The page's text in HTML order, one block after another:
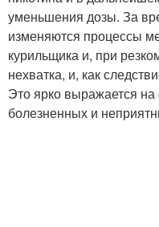
уменьшения дозы. За
изменяются процессы
курильщика и, при
нехватка, и, как
Это ярко выражается
болезненных и